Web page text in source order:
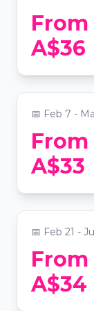
From
A$36
Sheeran
📍Saint
📅 Feb 7 -
From
A$33
on Strings
📍Saint
📅 Feb 21 -
From
A$34
Bach, and